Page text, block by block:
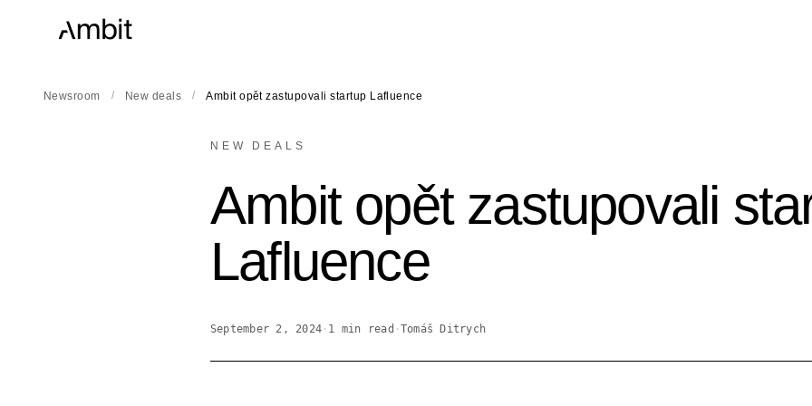
Newsroom / New deals / Ambit opět zastupovali startup Lafluence
NEW DEALS
Ambit opět zastupovali
Lafluence
September 2, 2024 · 1 min read ·Tomáš Ditrych